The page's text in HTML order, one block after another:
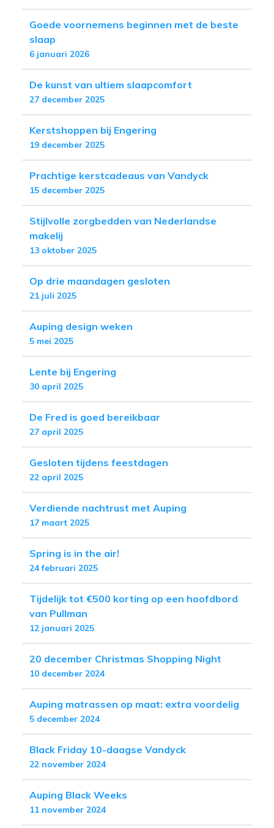
Goede voornemens beginnen met de beste
slaap
6 januari 2026
De kunst van ultiem slaapcomfort
27 december 2025
Kerstshoppen bij Engering
19 december 2025
Prachtige kerstcadeaus van Vandyck
15 december 2025
Stijlvolle zorgbedden van Nederlandse
makelij
13 oktober 2025
Op drie maandagen gesloten
21 juli 2025
Auping design weken
5 mei 2025
Lente bij Engering
30 april 2025
De Fred is goed bereikbaar
27 april 2025
Gesloten tijdens feestdagen
22 april 2025
Verdiende nachtrust met Auping
17 maart 2025
Spring is in the air!
24 februari 2025
Tijdelijk tot €500 korting op een hoofdbord
van Pullman
12 januari 2025
20 december Christmas Shopping Night
10 december 2024
Auping matrassen op maat: extra voordelig
5 december 2024
Black Friday 10-daagse Vandyck
22 november 2024
Auping Black Weeks
11 november 2024